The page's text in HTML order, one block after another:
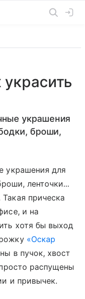
украшения
броши,
украшения для
ленточки...
прическа
и на
хотя бы выход
«Оскар
в пучок, хвост
распущены
и привычек.